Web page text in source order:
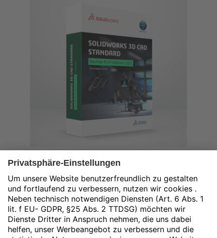
SOLIDWORKS 3D CAD Standard | Bechtle PLM Edition
| Quartals-Abonnement inkl. Wartung
1.804,00 €
exkl. MwSt.
In den Warenkorb